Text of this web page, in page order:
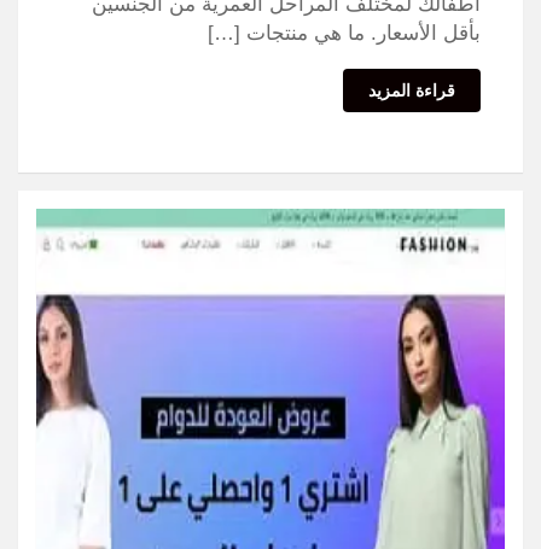
بأقل الأسعار. ما هي منتجات […]
قراءة المزيد